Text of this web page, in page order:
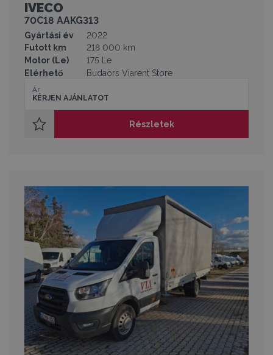
IVECO
70C18 AAKG313
Gyártási év
2022
Futott km
218 000 km
Motor (Le)
175 Le
Elérhető
Budaörs Viarent Store
Ár
KÉRJEN AJÁNLATOT
Részletek